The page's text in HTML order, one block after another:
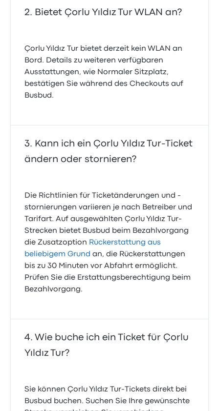
Bietet Çorlu Yıldız Tur WLAN an?
Çorlu Yıldız Tur bietet derzeit kein WLAN an
Bord. Details zu weiteren verfügbaren
Ausstattungen, wie Normaler Sitzplatz,
bestätigen Sie während des Checkouts auf
Busbud.
Kann ich ein Çorlu Yıldız Tur-Ticket
ändern oder stornieren?
Die Richtlinien für Ticketänderungen und -
stornierungen variieren je nach Betreiber und
Tarifart. Auf ausgewählten Çorlu Yıldız Tur-
Strecken bietet Busbud beim Bezahlvorgang
die Zusatzoption Rückerstattung aus
beliebigem Grund an, die Rückerstattungen
bis zu 30 Minuten vor Abfahrt ermöglicht.
Prüfen Sie die Erstattungsberechtigung beim
Bezahlvorgang.
Wie buche ich ein Ticket für Çorlu
Yıldız Tur?
Sie können Çorlu Yıldız Tur-Tickets direkt bei
Busbud buchen. Suchen Sie Ihre gewünschte